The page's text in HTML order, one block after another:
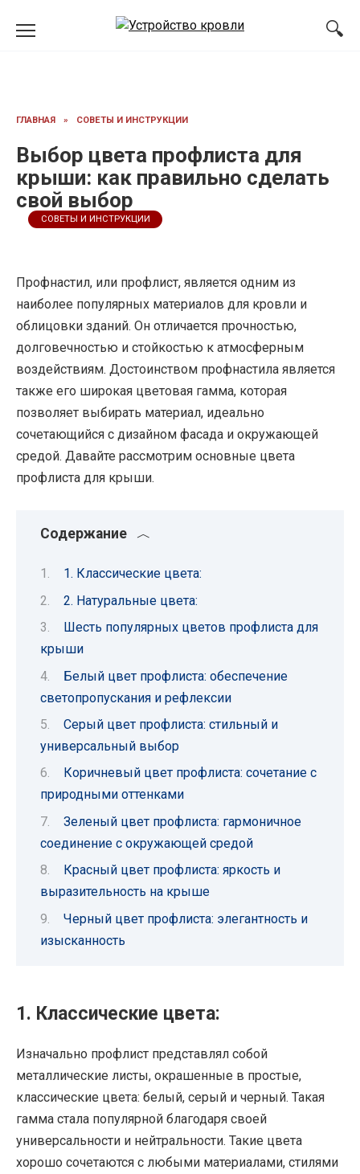
ГЛАВНАЯ » СОВЕТЫ И ИНСТРУКЦИИ
Выбор цвета профлиста для
крыши: как правильно сделать
свой выбор
СОВЕТЫ И ИНСТРУКЦИИ
Профнастил, или профлист, является одним из
наиболее популярных материалов для кровли и
облицовки зданий. Он отличается прочностью,
долговечностью и стойкостью к атмосферным
воздействиям. Достоинством профнастила является
также его широкая цветовая гамма, которая
позволяет выбирать материал, идеально
сочетающийся с дизайном фасада и окружающей
средой. Давайте рассмотрим основные цвета
профлиста для крыши.
Содержание
1. Классические цвета:
2. Натуральные цвета:
Шесть популярных цветов профлиста для
крыши
Белый цвет профлиста: обеспечение
светопропускания и рефлексии
Серый цвет профлиста: стильный и
универсальный выбор
Коричневый цвет профлиста: сочетание с
природными оттенками
Зеленый цвет профлиста: гармоничное
соединение с окружающей средой
Красный цвет профлиста: яркость и
выразительность на крыше
Черный цвет профлиста: элегантность и
изысканность
1. Классические цвета:
Изначально профлист представлял собой
металлические листы, окрашенные в простые,
классические цвета: белый, серый и черный. Такая
гамма стала популярной благодаря своей
универсальности и нейтральности. Такие цвета
хорошо сочетаются с любыми материалами, стилями